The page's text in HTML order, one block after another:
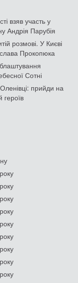
взяв участь у
Андрія Парубія
розмові. У Києві
Прокопюка
Сотні
прийди на
героїв